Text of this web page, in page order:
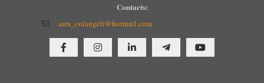
Contacts:
sara_colangeli@hotmail.com